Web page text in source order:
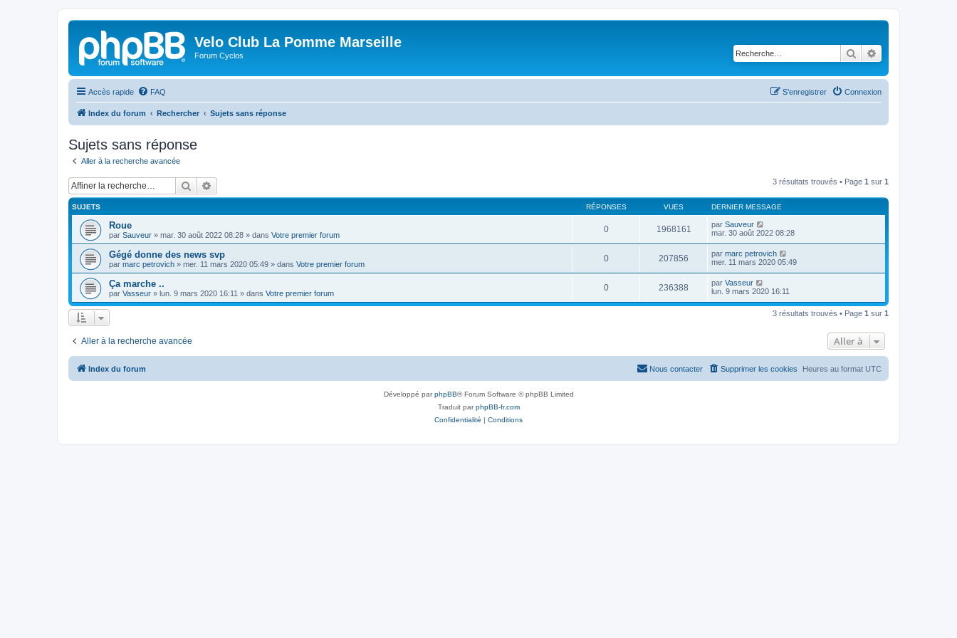
Velo Club La Pomme Marseille
Forum Cyclos Rechercher
Accès rapide FAQ Connexion
S’enregistrer
Index du forum Rechercher Sujets sans réponse
Sujets sans réponse
Aller à la recherche avancée
Rechercher 3 résultats trouvés • Page 1 sur 1
SUJETS RÉPONSES VUES DERNIER MESSAGE
Roue
par Sauveur » mar. 30 août 2022 08:28 » dans Votre premier forum
0 1968161 par Sauveur
mar. 30 août 2022 08:28
Gégé donne des news svp
par marc petrovich » mer. 11 mars 2020 05:49 » dans Votre premier forum
0 207856 par marc petrovich
mer. 11 mars 2020 05:49
Ça marche ..
par Vasseur » lun. 9 mars 2020 16:11 » dans Votre premier forum
0 236388 par Vasseur
lun. 9 mars 2020 16:11
3 résultats trouvés • Page 1 sur 1
Aller à la recherche avancée Aller à
Index du forum Heures au format UTC
Supprimer les cookies
Nous contacter
Développé parphpBB® Forum Software © phpBB Limited
Traduit parphpBB-fr.com
Confidentialité | Conditions